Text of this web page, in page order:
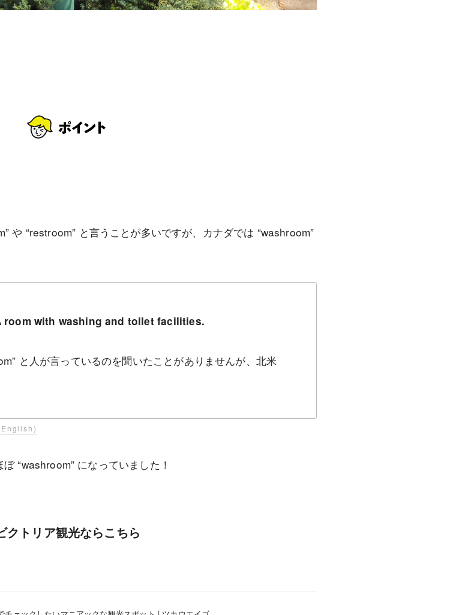
や “restroom” と言うことが多いですが、カナダでは “washroom”
room with washing and toilet facilities.
と人が言っているのを聞いたことがありませんが、北米
“washroom” になっていました！
クトリア観光ならこちら